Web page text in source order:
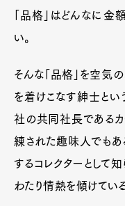
「品格」はどんなに
い。
そんな「品格」を空気
を着けこなす紳士とい
社の共同社長であるカ
練された趣味人でもあ
するコレクターとして
わたり情熱を傾けてい